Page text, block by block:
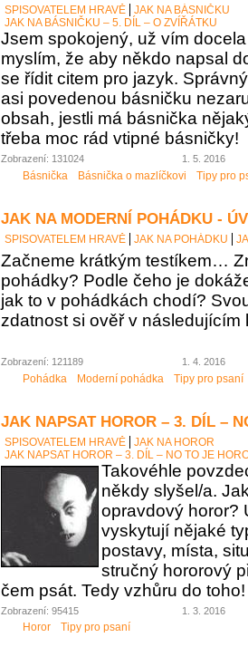
SPISOVATELEM HRAVĚ
JAK NA BÁSNIČKU
JAK NA BÁSNIČKU – 5. DÍL – O ZVÍŘÁTKU
Jsem spokojený, už vím
myslím, že aby někdo napsal
se řídit citem pro jazyk.
asi povedenou básničku
obsah, jestli má básnička
třeba moc rád vtipné básničky!
Zobrazení: 131024 1. 5. 2016
Básnička Básnička o mazlíčkovi Tipy pro
JAK NA MODERNÍ POHÁDKU -
SPISOVATELEM HRAVĚ JAK NA POHÁDKU
Začneme krátkým testíkem…
pohádky? Podle čeho je
jak to v pohádkách chodí?
zdatnost si ověř v následujícím
Zobrazení: 121189 1. 4. 2016
Pohádka Moderní pohádka Tipy pro psaní
JAK NAPSAT HOROR – 3. DÍL –
SPISOVATELEM HRAVĚ
JAK NA HOROR
JAK NAPSAT HOROR – 3. DÍL – NO TO JE
Takovéhle
někdy slyšel/a.
opravdový horor?
vyskytují nějaké
postavy, místa,
stručný hororový
čem psát. Tedy vzhůru do toho!
Zobrazení: 95415 1. 3. 2016
Horor Tipy pro psaní